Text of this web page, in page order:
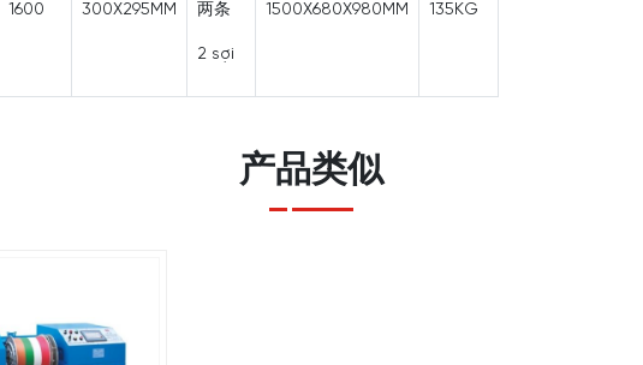
1600 300X295MM 两条
2 sợi
1500X680X980MM 135KG
产品类似